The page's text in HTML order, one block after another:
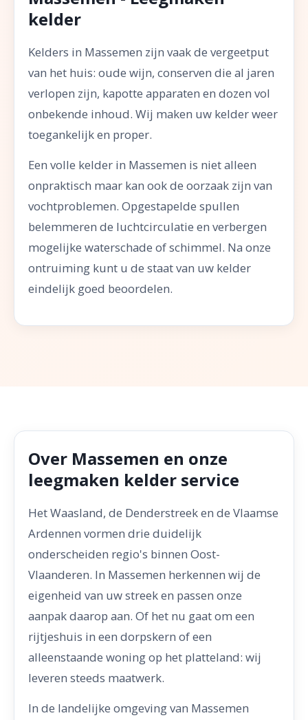
kelder
Kelders in Massemen zijn vaak de vergeetput
van het huis: oude wijn, conserven die al jaren
verlopen zijn, kapotte apparaten en dozen vol
onbekende inhoud. Wij maken uw kelder weer
toegankelijk en proper.
Een volle kelder in Massemen is niet alleen
onpraktisch maar kan ook de oorzaak zijn van
vochtproblemen. Opgestapelde spullen
belemmeren de luchtcirculatie en verbergen
mogelijke waterschade of schimmel. Na onze
ontruiming kunt u de staat van uw kelder
eindelijk goed beoordelen.
Over Massemen en onze
leegmaken kelder service
Het Waasland, de Denderstreek en de Vlaamse
Ardennen vormen drie duidelijk
onderscheiden regio's binnen Oost-
Vlaanderen. In Massemen herkennen wij de
eigenheid van uw streek en passen onze
aanpak daarop aan. Of het nu gaat om een
rijtjeshuis in een dorpskern of een
alleenstaande woning op het platteland: wij
leveren steeds maatwerk.
In de landelijke omgeving van Massemen